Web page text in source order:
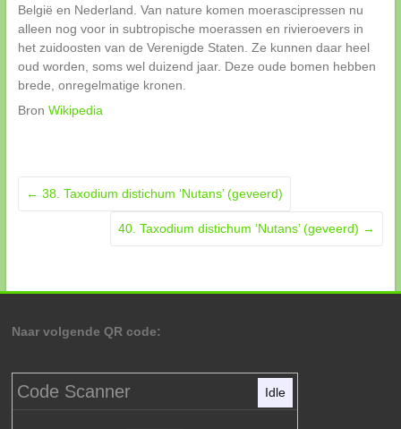
België en Nederland. Van nature komen moerascipressen nu
alleen nog voor in subtropische moerassen en rivieroevers in
het zuidoosten van de Verenigde Staten. Ze kunnen daar heel
oud worden, soms wel duizend jaar. Deze oude bomen hebben
brede, onregelmatige kronen.
Bron Wikipedia
← 38. Taxodium distichum ‘Nutans’ (geveerd)
40. Taxodium distichum ‘Nutans’ (geveerd) →
Naar volgende QR code:
Code Scanner Idle